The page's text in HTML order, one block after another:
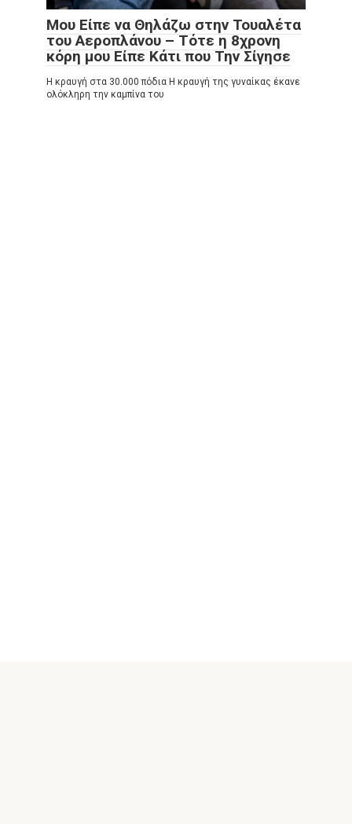
Μου Είπε να Θηλάζω στην Τουαλέτα
του Αεροπλάνου – Τότε η 8χρονη
κόρη μου Είπε Κάτι που Την Σίγησε
Η κραυγή στα 30.000 πόδια Η κραυγή της γυναίκας έκανε
ολόκληρη την καμπίνα του